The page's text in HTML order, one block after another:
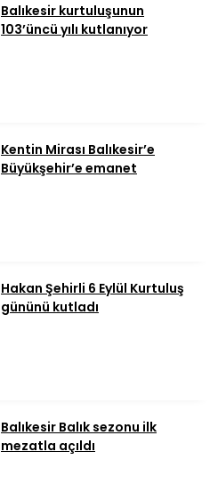
Balıkesir kurtuluşunun
103’üncü yılı kutlanıyor
Kentin Mirası Balıkesir’e
Büyükşehir’e emanet
Hakan Şehirli 6 Eylül Kurtuluş
gününü kutladı
Balıkesir Balık sezonu ilk
mezatla açıldı